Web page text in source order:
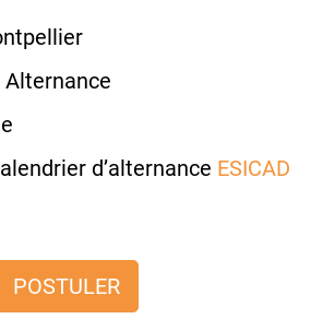
Alternance
d’alternance ESICAD
POSTULER